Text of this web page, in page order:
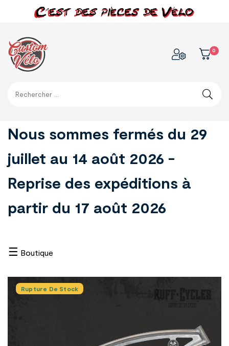
0
Nous sommes fermés du 29
juillet au 14 août 2026 -
Reprise des expéditions à
partir du 17 août 2026
Boutique
☰
Rupture De Stock